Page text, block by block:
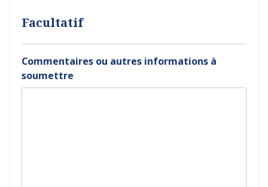
Facultatif
Commentaires ou autres informations à
soumettre